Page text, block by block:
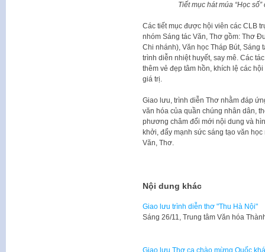
Tiết mục hát múa “Học
Các tiết mục được hội viên các CLB
nhóm Sáng tác Văn, Thơ gồm: Thơ
Chi nhánh), Văn học Tháp Bút, Sáng
trình diễn nhiệt huyết, say mê. Các
thêm vẻ đẹp tâm hồn, khích lệ các
giá trị.
Giao lưu, trình diễn Thơ nhằm đáp
văn hóa của quần chúng nhân dân,
phương châm đổi mới nội dung và
khởi, đẩy mạnh sức sáng tạo văn
Văn, Thơ.
Nội dung khác
Giao lưu trình diễn thơ "Thu Hà Nội"
Sáng 26/11, Trung tâm Văn hóa
Giao lưu Thơ ca chào mừng Quốc